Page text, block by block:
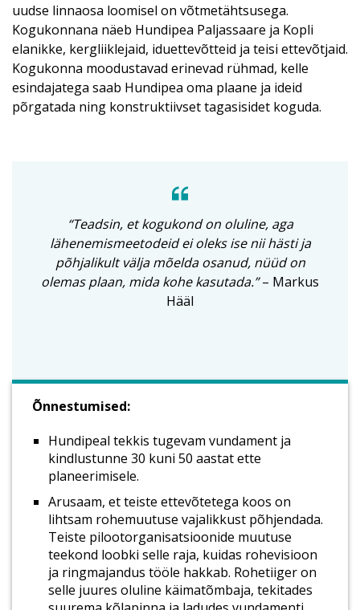
uudse linnaosa loomisel on võtmetähtsusega.
Kogukonnana näeb Hundipea Paljassaare ja Kopli
elanikke, kergliiklejaid, iduettevõtteid ja teisi ettevõtjaid.
Kogukonna moodustavad erinevad rühmad, kelle
esindajatega saab Hundipea oma plaane ja ideid
põrgatada ning konstruktiivset tagasisidet koguda.
“Teadsin, et kogukond on oluline, aga
lähenemismeetodeid ei oleks ise niihästi ja
põhjalikult välja mõelda osanud, nüüd on
olemas plaan, mida kohe kasutada.”– Markus
Hääl
Õnnestumised:
Hundipeal tekkis tugevam vundament ja
kindlustunne 30 kuni 50 aastat ette
planeerimisele.
Arusaam, et teiste ettevõtetega koos on
lihtsam rohemuutuse vajalikkust põhjendada.
Teiste pilootorganisatsioonide muutuse
teekond loobki selle raja, kuidas rohevisioon
ja ringmajandus tööle hakkab. Rohetiiger on
selle juures oluline käimatõmbaja, tekitades